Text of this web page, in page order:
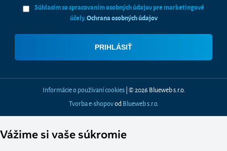
Súhlasím so spracovaním osobných údajov pre marketingové
účely.Ochrana osobných údajov
Informácie o používaní cookies| © 2026 Blueweb s.r.o.
Tvorba e-shopovod Blueweb s.r.o.
Vážime si vaše súkromie